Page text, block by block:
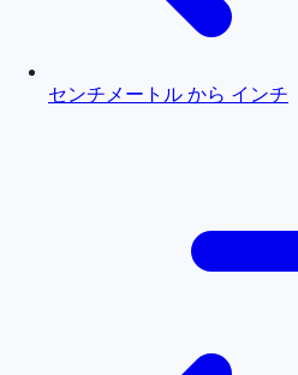
センチメートル から インチ